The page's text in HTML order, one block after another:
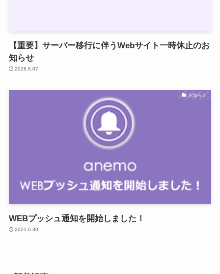
【重要】サーバー移行に伴うWebサイト一時休止のお
知らせ
2026.8.07
お知らせ
WEBプッシュ通知を開始しました！
2025.6.30